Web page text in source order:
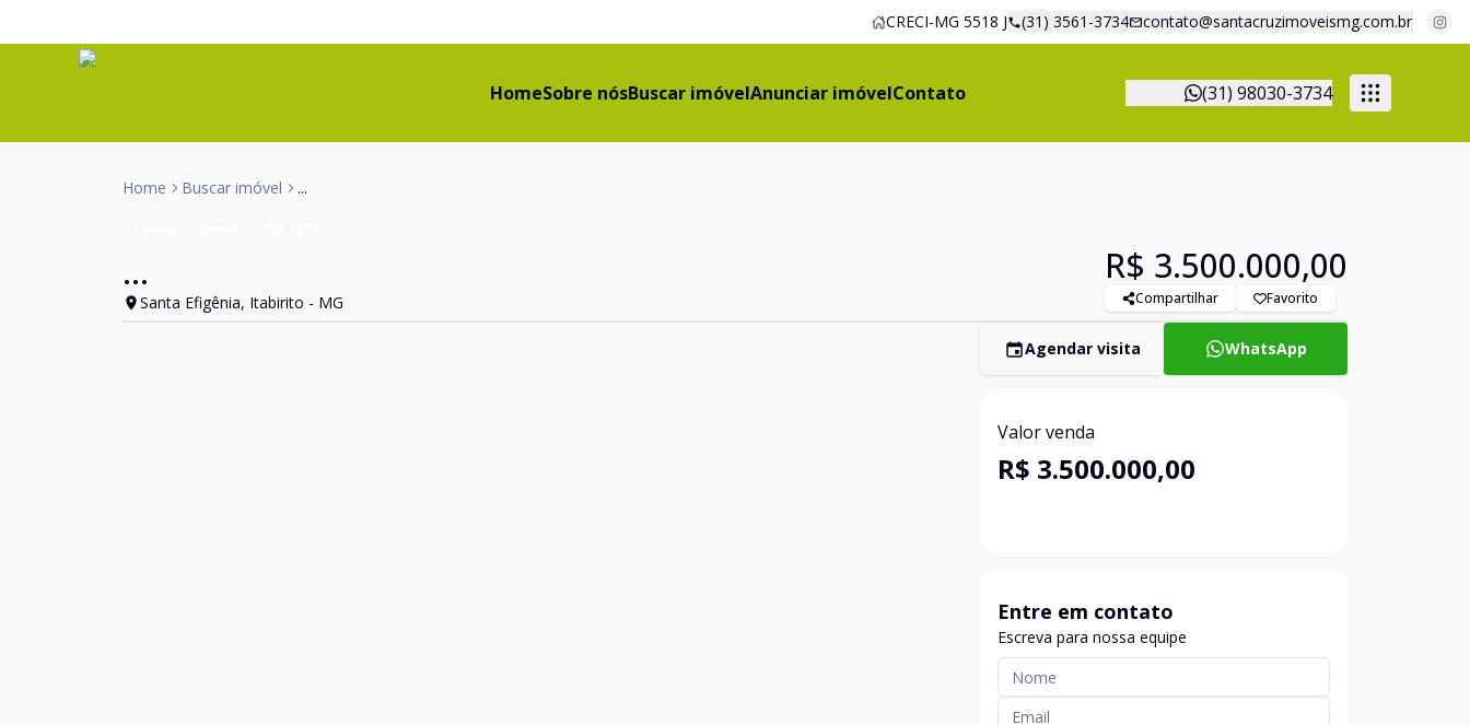
CRECI-MG 5518 J (31) 3561-3734 contato@santacruzimoveismg.com.br
HomeSobre nósBuscar imóvelAnunciar imóvelContato (31) 98030-3734
Home Buscar imóvel ...
...
Santa Efigênia, Itabirito - MG
R$ 3.500.000,00
Compartilhar Favorito
Agendar visita WhatsApp
Valor venda
R$ 3.500.000,00
Entre em contato
Escreva para nossa equipe